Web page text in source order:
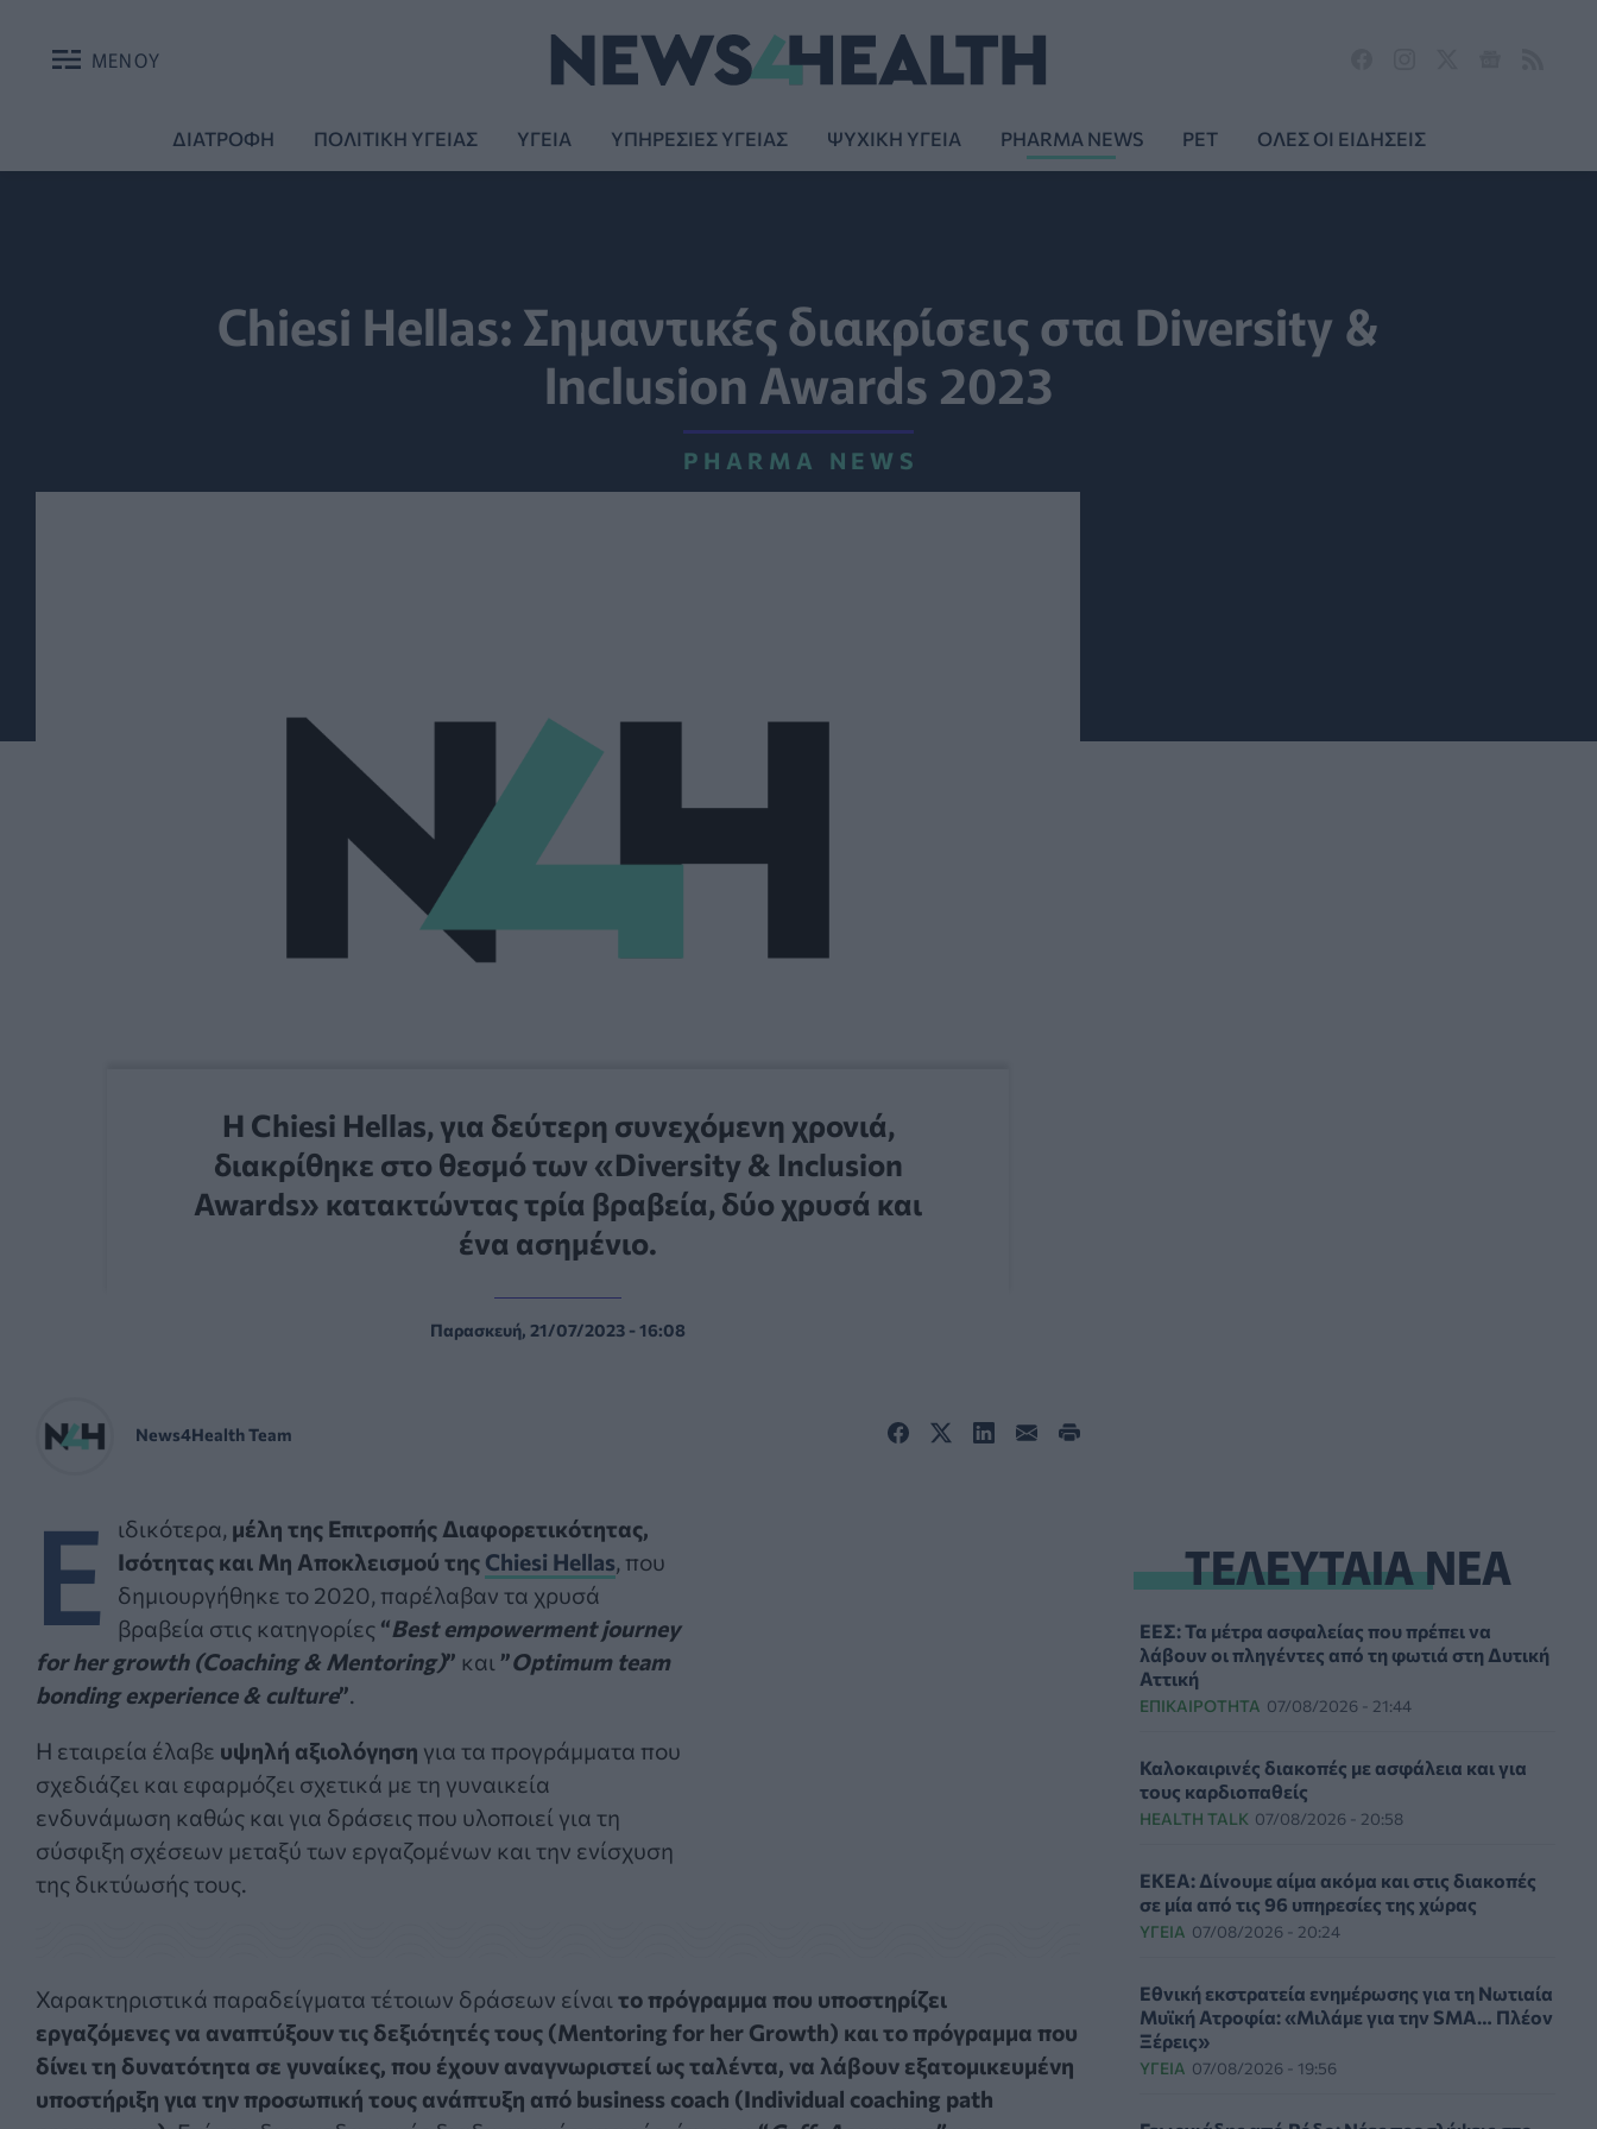
ΜΕΝΟΥ
ΔΙΑΤΡΟΦΗ ΠΟΛΙΤΙΚΗ ΥΓΕΙΑΣ ΥΓΕΙΑ ΥΠΗΡΕΣΙΕΣ ΥΓΕΙΑΣ ΨΥΧΙΚΗ ΥΓΕΙΑ PHARMA NEWS PET ΟΛΕΣ ΟΙ ΕΙΔΗΣΕΙΣ
Chiesi Hellas: Σημαντικές διακρίσεις στα Diversity &
Inclusion Awards 2023
PHARMA NEWS
Η Chiesi Hellas, για δεύτερη συνεχόμενη χρονιά,
διακρίθηκε στο θεσμό των «Diversity & Inclusion
Awards» κατακτώντας τρία βραβεία, δύο χρυσά και
ένα ασημένιο.
Παρασκευή, 21/07/2023 - 16:08
News4Health Team
Ε ιδικότερα, μέλη της Επιτροπής Διαφορετικότητας,
Ισότητας και Μη Αποκλεισμού της Chiesi Hellas, που
δημιουργήθηκε το 2020, παρέλαβαν τα χρυσά
βραβεία στις κατηγορίες “Best empowerment journey
for her growth (Coaching & Mentoring)” και ”Optimum team
bonding experience & culture”.
Η εταιρεία έλαβε υψηλή αξιολόγηση για τα προγράμματα που
σχεδιάζει και εφαρμόζει σχετικά με τη γυναικεία
ενδυνάμωση καθώς και για δράσεις που υλοποιεί για τη
σύσφιξη σχέσεων μεταξύ των εργαζομένων και την ενίσχυση
της δικτύωσής τους.
Χαρακτηριστικά παραδείγματα τέτοιων δράσεων είναι το πρόγραμμα που υποστηρίζει
εργαζόμενες να αναπτύξουν τις δεξιότητές τους (Mentoring for her Growth) και το πρόγραμμα που
δίνει τη δυνατότητα σε γυναίκες, που έχουν αναγνωριστεί ως ταλέντα, να λάβουν εξατομικευμένη
υποστήριξη για την προσωπική τους ανάπτυξη από business coach (Individual coaching path
ΤΕΛΕΥΤΑΙΑ ΝΕΑ
ΕΕΣ: Τα μέτρα ασφαλείας που πρέπει να
λάβουν οι πληγέντες από τη φωτιά στη Δυτική
Αττική
ΕΠΙΚΑΙΡΌΤΗΤΑ 07/08/2026 - 21:44
Καλοκαιρινές διακοπές με ασφάλεια και για
τους καρδιοπαθείς
HEALTH TALK 07/08/2026 - 20:58
ΕΚΕΑ: Δίνουμε αίμα ακόμα και στις διακοπές
σε μία από τις 96 υπηρεσίες της χώρας
ΥΓΕΊΑ 07/08/2026 - 20:24
Εθνική εκστρατεία ενημέρωσης για τη Νωτιαία
Μυϊκή Ατροφία: «Μιλάμε για την SMA… Πλέον
Ξέρεις»
ΥΓΕΊΑ 07/08/2026 - 19:56